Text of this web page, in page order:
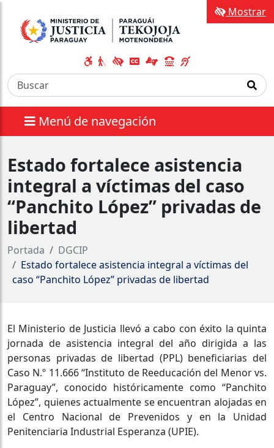
Menú de navegación
Mostrar
Estado fortalece asistencia
integral a víctimas del caso
“Panchito López” privadas de
libertad
Portada
DGCIP
Estado fortalece asistencia integral a víctimas del
caso “Panchito López” privadas de libertad
El Ministerio de Justicia llevó a cabo con éxito la quinta
jornada de asistencia integral del año dirigida a las
personas privadas de libertad (PPL) beneficiarias del
Caso N.º 11.666 “Instituto de Reeducación del Menor vs.
Paraguay”, conocido históricamente como “Panchito
López”, quienes actualmente se encuentran alojadas en
el Centro Nacional de Prevenidos y en la Unidad
Penitenciaria Industrial Esperanza (UPIE).